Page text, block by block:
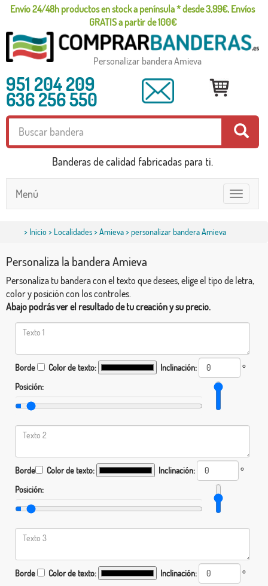
Envío 24/48h productos en stock a península * desde 3,99€, Envíos
GRATIS a partir de 100€
Personalizar bandera Amieva
951 204 209
636 256 550
Banderas de calidad fabricadas para ti.
Toggle
navigation
Menú
> Inicio> Localidades>Amieva> personalizar bandera Amieva
Personaliza la bandera Amieva
Personaliza tu bandera con el texto que desees, elige el tipo de letra,
color y posición con los controles.
Abajo podrás ver el resultado de tu creación y su precio.
Borde Color de texto: Inclinación:
°
Posición:
Borde Color de texto: Inclinación:
°
Posición:
Borde Color de texto: Inclinación:
°